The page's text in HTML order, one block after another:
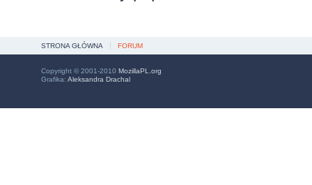
STRONA GŁÓWNA FORUM
Copyright © 2001-2010 MozillaPL.org
Grafika: Aleksandra Drachal